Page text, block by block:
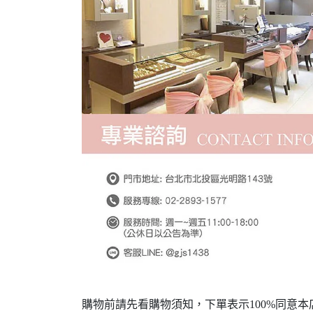
購物前請先看購物須知，下單表示100%同意本